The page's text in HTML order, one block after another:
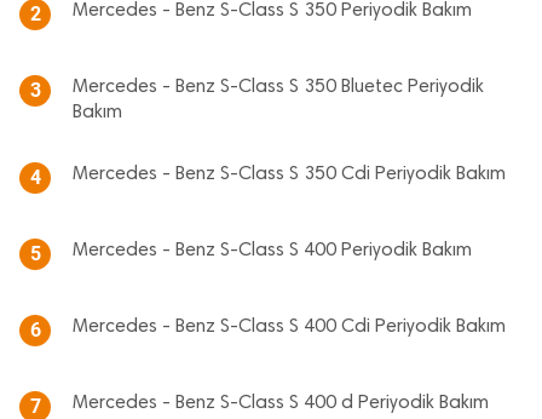
2 Mercedes - Benz S-Class S 350 Periyodik Bakım
3
Mercedes - Benz S-Class S 350 Bluetec Periyodik
Bakım
4 Mercedes - Benz S-Class S 350 Cdi Periyodik Bakım
5 Mercedes - Benz S-Class S 400 Periyodik Bakım
6 Mercedes - Benz S-Class S 400 Cdi Periyodik Bakım
7 Mercedes - Benz S-Class S 400 d Periyodik Bakım